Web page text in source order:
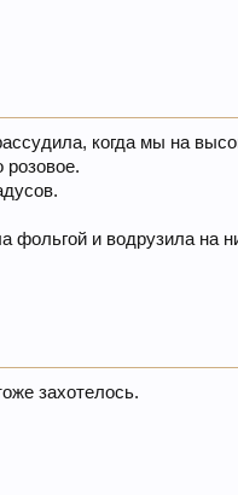
когда мы на
розовое.
фольгой и водрузила на
захотелось.